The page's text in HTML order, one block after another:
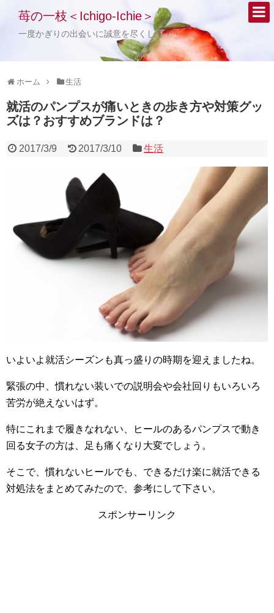
苺の一枝＜Ichigo-Ichie＞
一度かぎりの出会いに誠意を尽くして・・・
ホーム 生活
就活のパンプスが痛いときの歩き方や対策グッ
ズは？おすすめブランドは？
2017/3/9 2017/3/10 生活
いよいよ就活シーズンも真っ盛りの時期を迎えましたね。
緊張の中、慣れない装いでの説明会や会社回りもいろいろ
苦労が絶えないはず。
特にこれまで履きなれない、ヒールのあるパンプスで動き
回る女子の方は、足も痛くなり大変でしょう。
そこで、慣れないヒールでも、できるだけ楽に就活できる
対処法をまとめてみたので、参考にして下さい。
スポンサーリンク